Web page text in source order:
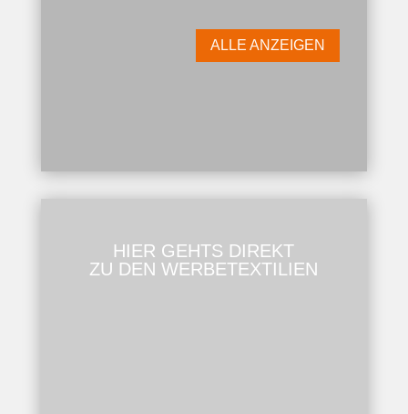
ALLE ANZEIGEN
HIER GEHTS DIREKT
ZU DEN WERBETEXTILIEN